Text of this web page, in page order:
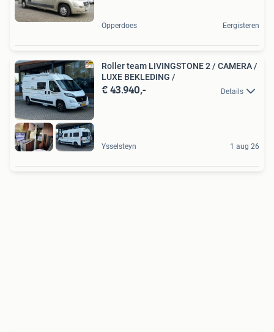
Opperdoes Eergisteren
Roller team LIVINGSTONE 2 / CAMERA /
LUXE BEKLEDING /
€ 43.940,- Details
Ysselsteyn 1 aug 26